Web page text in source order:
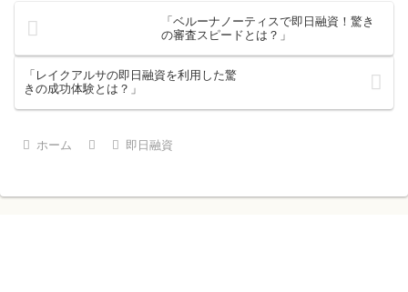
「ベルーナノーティスで即日融資！驚き
の審査スピードとは？」
「レイクアルサの即日融資を利用した驚
きの成功体験とは？」
ホーム 即日融資